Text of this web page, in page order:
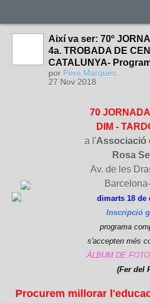
Així va ser: 70º
4a. TROBADA DE
CATALUNYA-
por Pere Marquès
27 Nov 2018
70
DIM -
a l'Associació
Rosa
Av. de les
dimarts 18 de
Inscripció
programa
s'accepten més
ÀLBUM DE
(Fer del
Procurem millorar